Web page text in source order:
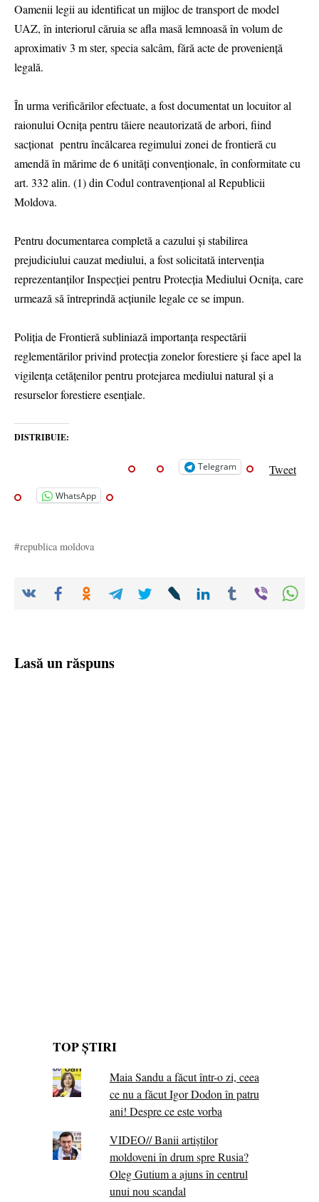
Oamenii legii au identificat un mijloc de transport de model
UAZ, în interiorul căruia se afla masă lemnoasă în volum de
aproximativ 3 m ster, specia salcâm, fără acte de proveniență
legală.
În urma verificărilor efectuate, a fost documentat un locuitor al
raionului Ocnița pentru tăiere neautorizată de arbori, fiind
sacționat pentru încălcarea regimului zonei de frontieră cu
amendă în mărime de 6 unități convenționale, în conformitate cu
art. 332 alin. (1) din Codul contravențional al Republicii
Moldova.
Pentru documentarea completă a cazului și stabilirea
prejudiciului cauzat mediului, a fost solicitată intervenția
reprezentanților Inspecției pentru Protecția Mediului Ocnița, care
urmează să întreprindă acțiunile legale ce se impun.
Poliția de Frontieră subliniază importanța respectării
reglementărilor privind protecția zonelor forestiere și face apel la
vigilența cetățenilor pentru protejarea mediului natural și a
resurselor forestiere esențiale.
DISTRIBUIE:
Telegram Tweet
WhatsApp
republica moldova
Lasă un răspuns
TOP ȘTIRI
Maia Sandu a făcut într-o zi, ceea
ce nu a făcut Igor Dodon în patru
ani! Despre ce este vorba
VIDEO// Banii artiștilor
moldoveni în drum spre Rusia?
Oleg Gutium a ajuns în centrul
unui nou scandal